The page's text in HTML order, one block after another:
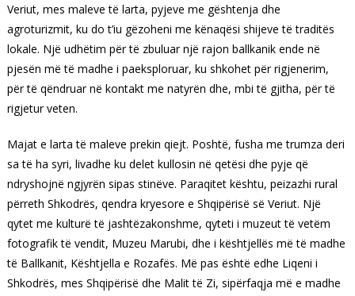
Veriut, mes maleve të larta, pyjeve me gështenja dhe
agroturizmit, ku do t’iu gëzoheni me kënaqësi shijeve të traditës
lokale. Një udhëtim për të zbuluar një rajon ballkanik ende në
pjesën më të madhe i paeksploruar, ku shkohet për rigjenerim,
për të qëndruar në kontakt me natyrën dhe, mbi të gjitha, për të
rigjetur veten.
Majat e larta të maleve prekin qiejt. Poshtë, fusha me trumza deri
sa të ha syri, livadhe ku delet kullosin në qetësi dhe pyje që
ndryshojnë ngjyrën sipas stinëve. Paraqitet kështu, peizazhi rural
përreth Shkodrës, qendra kryesore e Shqipërisë së Veriut. Një
qytet me kulturë të jashtëzakonshme, qyteti i muzeut të vetëm
fotografik të vendit, Muzeu Marubi, dhe i kështjellës më të madhe
të Ballkanit, Kështjella e Rozafës. Më pas është edhe Liqeni i
Shkodrës, mes Shqipërisë dhe Malit të Zi, sipërfaqja më e madhe